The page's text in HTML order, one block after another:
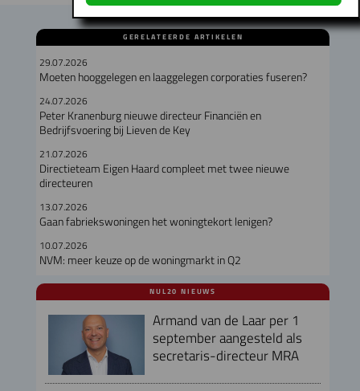
GERELATEERDE ARTIKELEN
29.07.2026
Moeten hooggelegen en laaggelegen corporaties fuseren?
24.07.2026
Peter Kranenburg nieuwe directeur Financiën en
Bedrijfsvoering bij Lieven de Key
21.07.2026
Directieteam Eigen Haard compleet met twee nieuwe
directeuren
13.07.2026
Gaan fabriekswoningen het woningtekort lenigen?
10.07.2026
NVM: meer keuze op de woningmarkt in Q2
NUL20 NIEUWS
Armand van de Laar per 1
september aangesteld als
secretaris-directeur MRA